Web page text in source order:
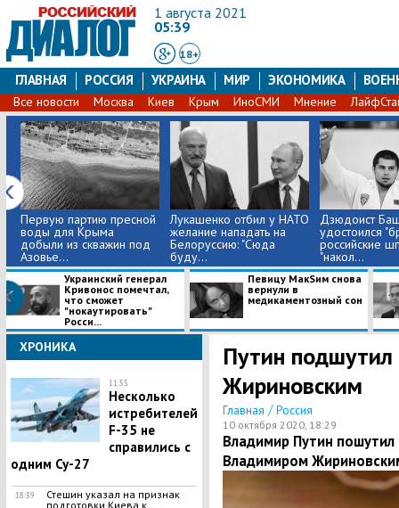
1 августа 2021
05:39
18+
ГЛАВНАЯ РОССИЯ УКРАИНА МИР ЭКОНОМИКА
Все новости Москва Киев Крым ИноСМИ Мнение
Первую партию пресной
воды для Крыма
добыли из скважин под
Азовье...
Лукашенко отбил у НАТО
желание нападать на
Белоруссию: "Сюда
буду...
Дзюдоист
удостоился
российские
"накол...
Украинский генерал
Кривонос помечтал,
что сможет
"нокаутировать"
Росси...
Певицу МакSим снова
вернули в
медикаментозный сон
ХРОНИКА
11:55
Несколько
истребителей
F-35 не
справились с
одним Су-27
18:39
Стешин указал на признак
подготовки Киева к
Путин
Жириновским
Главная / Россия
10 октября 2020, 18:29
Владимир Путин
Владимиром